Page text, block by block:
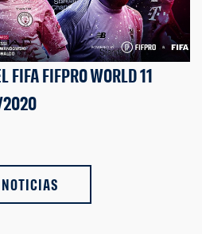
FIFA FIFPRO WORLD 11
2020